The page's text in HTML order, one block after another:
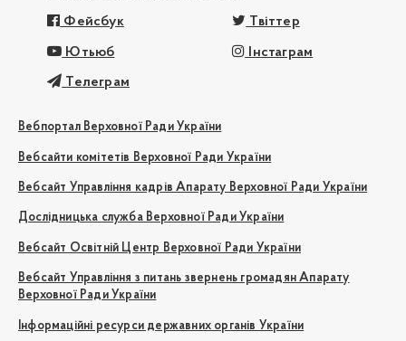
Фейсбук Твіттер
Ютьюб Інстаграм
Телеграм
Вебпортал Верховної Ради України
Вебсайти комітетів Верховної Ради України
Вебсайт Управління кадрів Апарату Верховної Ради України
Дослідницька служба Верховної Ради України
Вебсайт Освітній Центр Верховної Ради України
Вебсайт Управління з питань звернень громадян Апарату
Верховної Ради України
Інформаційні ресурси державних органів України